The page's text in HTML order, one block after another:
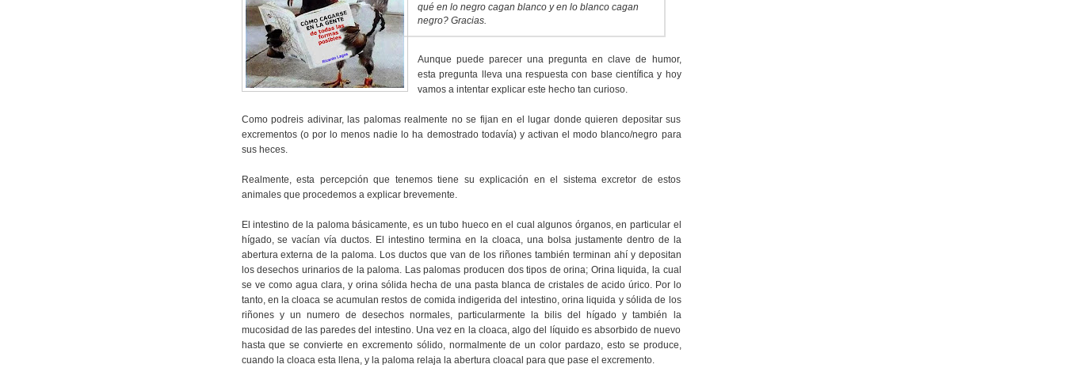
qué en lo negro cagan blanco y en lo blanco cagan
negro? Gracias.
Aunque puede parecer una pregunta en clave de humor,
esta pregunta lleva una respuesta con base científica y hoy
vamos a intentar explicar este hecho tan curioso.
Como podreis adivinar, las palomas realmente no se fijan en el lugar donde quieren depositar sus
excrementos (o por lo menos nadie lo ha demostrado todavía) y activan el modo blanco/negro para
sus heces.
Realmente, esta percepción que tenemos tiene su explicación en el sistema excretor de estos
animales que procedemos a explicar brevemente.
El intestino de la paloma básicamente, es un tubo hueco en el cual algunos órganos, en particular el
hígado, se vacían vía ductos. El intestino termina en la cloaca, una bolsa justamente dentro de la
abertura externa de la paloma. Los ductos que van de los riñones también terminan ahí y depositan
los desechos urinarios de la paloma. Las palomas producen dos tipos de orina; Orina liquida, la cual
se ve como agua clara, y orina sólida hecha de una pasta blanca de cristales de acido úrico. Por lo
tanto, en la cloaca se acumulan restos de comida indigerida del intestino, orina liquida y sólida de los
riñones y un numero de desechos normales, particularmente la bilis del hígado y también la
mucosidad de las paredes del intestino. Una vez en la cloaca, algo del líquido es absorbido de nuevo
hasta que se convierte en excremento sólido, normalmente de un color pardazo, esto se produce,
cuando la cloaca esta llena, y la paloma relaja la abertura cloacal para que pase el excremento.